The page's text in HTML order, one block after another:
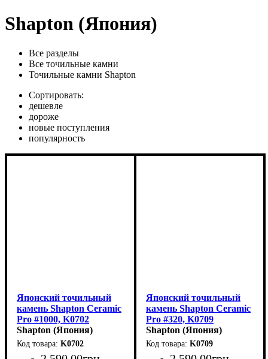
Shapton (Япония)
Все разделы
Все точильные камни
Точильные камни Shapton
Сортировать:
дешевле
дороже
новые поступления
популярность
Японский точильный
камень Shapton Ceramic
Pro #1000, K0702
(210x70x15мм)
Shapton (Япония)
K0702
Японский точильный
камень Shapton Ceramic
Pro #320, K0709
(210x70x15мм)
Shapton (Япония)
K0709